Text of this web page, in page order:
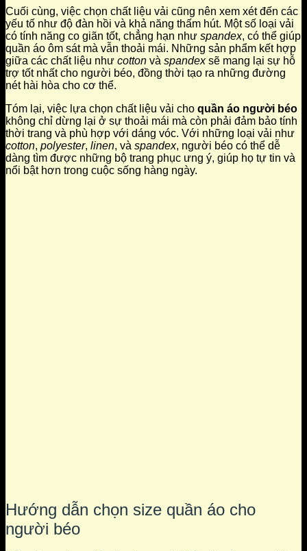
Cuối cùng, việc chọn chất liệu vải cũng nên xem xét đến các
yếu tố như độ đàn hồi và khả năng thấm hút. Một số loại vải
có tính năng co giãn tốt, chẳng hạn như spandex, có thể giúp
quần áo ôm sát mà vẫn thoải mái. Những sản phẩm kết hợp
giữa các chất liệu như cotton và spandexsẽ mang lại sự hỗ
trợ tốt nhất cho người béo, đồng thời tạo ra những đường
nét hài hòa cho cơ thể.
Tóm lại, việc lựa chọn chất liệu vải cho quần áo người béo
không chỉ dừng lại ở sự thoải mái mà còn phải đảm bảo tính
thời trang và phù hợp với dáng vóc. Với những loại vải như
cotton, polyester, linen, và spandex, người béo có thể dễ
dàng tìm được những bộ trang phục ưng ý, giúp họ tự tin và
nổi bật hơn trong cuộc sống hàng ngày.
Hướng dẫn chọn size quần áo cho
người béo